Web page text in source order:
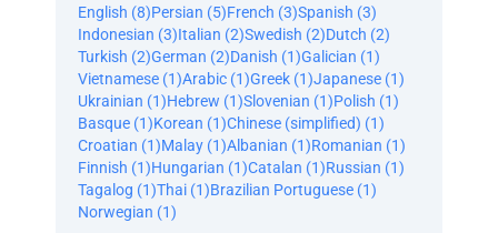
com um casamento.
Onde está?
Esta certamente começa.
Ela é sempre a última a aparecer.
Tem alguém chegando.
Ótimo.
Vamos lá.
- -
- Oh! - Oh.
English (8)Persian (5)French (3)Spanish (3)
Indonesian (3)Italian (2)Swedish (2)Dutch (2)
Turkish (2)German (2)Danish (1)Galician (1)
Vietnamese (1)Arabic (1)Greek (1)Japanese (1)
Ukrainian (1)Hebrew (1)Slovenian (1)Polish (1)
Basque (1)Korean (1)Chinese (simplified) (1)
Croatian (1)Malay (1)Albanian (1)Romanian (1)
Finnish (1)Hungarian (1)Catalan (1)Russian (1)
Tagalog (1)Thai (1)Brazilian Portuguese (1)
Norwegian (1)